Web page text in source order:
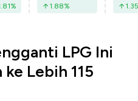
% 1.88% 1.35
LPG Ini
Lebih 115